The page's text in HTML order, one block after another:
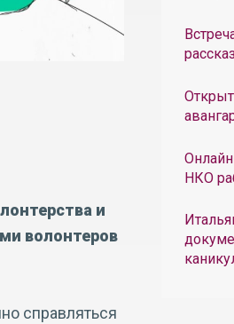
и
волонтеров
справляться
НКО